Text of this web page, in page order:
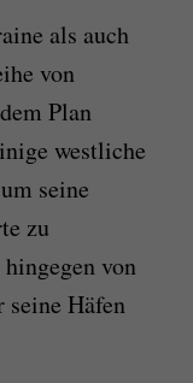
als auch
von
Plan
westliche
seine
zu
von
Häfen